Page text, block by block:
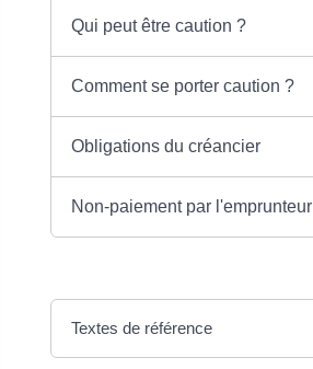
Qui peut être caution ?
Comment se porter caution ?
Obligations du créancier
Non-paiement par l'emprunteur
Textes de référence